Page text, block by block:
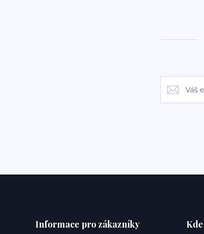
Informace pro zákazníky